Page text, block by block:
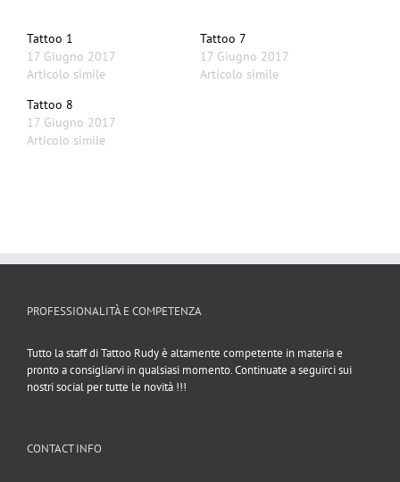
Tattoo 1
17 Giugno 2017
Articolo simile
Tattoo 7
17 Giugno 2017
Articolo simile
Tattoo 8
17 Giugno 2017
Articolo simile
PROFESSIONALITÀ E COMPETENZA
Tutto la staff di Tattoo Rudy è altamente competente in materia e
pronto a consigliarvi in qualsiasi momento. Continuate a seguirci sui
nostri social per tutte le novità !!!
CONTACT INFO